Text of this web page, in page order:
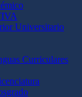
Universitario
Curriculares